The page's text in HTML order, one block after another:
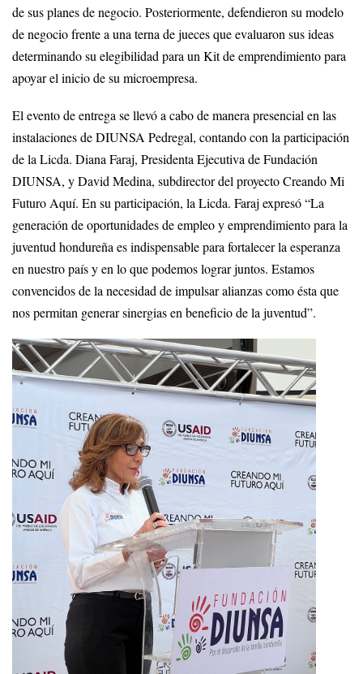
de sus planes de negocio. Posteriormente, defendieron su modelo
de negocio frente a una terna de jueces que evaluaron sus ideas
determinando su elegibilidad para un Kit de emprendimiento para
apoyar el inicio de su microempresa.
El evento de entrega se llevó a cabo de manera presencial en las
instalaciones de DIUNSA Pedregal, contando con la participación
de la Licda. Diana Faraj, Presidenta Ejecutiva de Fundación
DIUNSA, y David Medina, subdirector del proyecto Creando Mi
Futuro Aquí. En su participación, la Licda. Faraj expresó “La
generación de oportunidades de empleo y emprendimiento para la
juventud hondureña es indispensable para fortalecer la esperanza
en nuestro país y en lo que podemos lograr juntos. Estamos
convencidos de la necesidad de impulsar alianzas como ésta que
nos permitan generar sinergias en beneficio de la juventud”.